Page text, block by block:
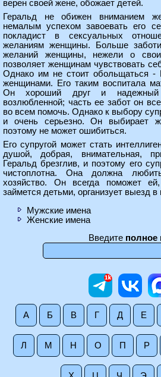
верен своей жене, обожает детей.
Геральд не обижен вниманием
немалым успехом завоевать его
покладист в сексуальных
желаниям женщины. Больше
желаний женщины, нежели о
позволяет женщинам чувствовать
Однако им не стоит обольщаться -
женщинами. Его таким воспитала
Он хороший друг и
возлюбленной; часть ее забот он
во всем помочь. Однако к выбору
и очень серьезно. Он выбирает
поэтому не может ошибиться.
Его супругой может стать
душой, добрая, внимательная,
Геральд брезглив, и поэтому его
чистоплотна. Она должна
хозяйство. Он всегда поможет
займется детьми, организует выезд
Мужские имена
Женские имена
Введите полное
А Б В Г Д Е
Л М Н О П Р